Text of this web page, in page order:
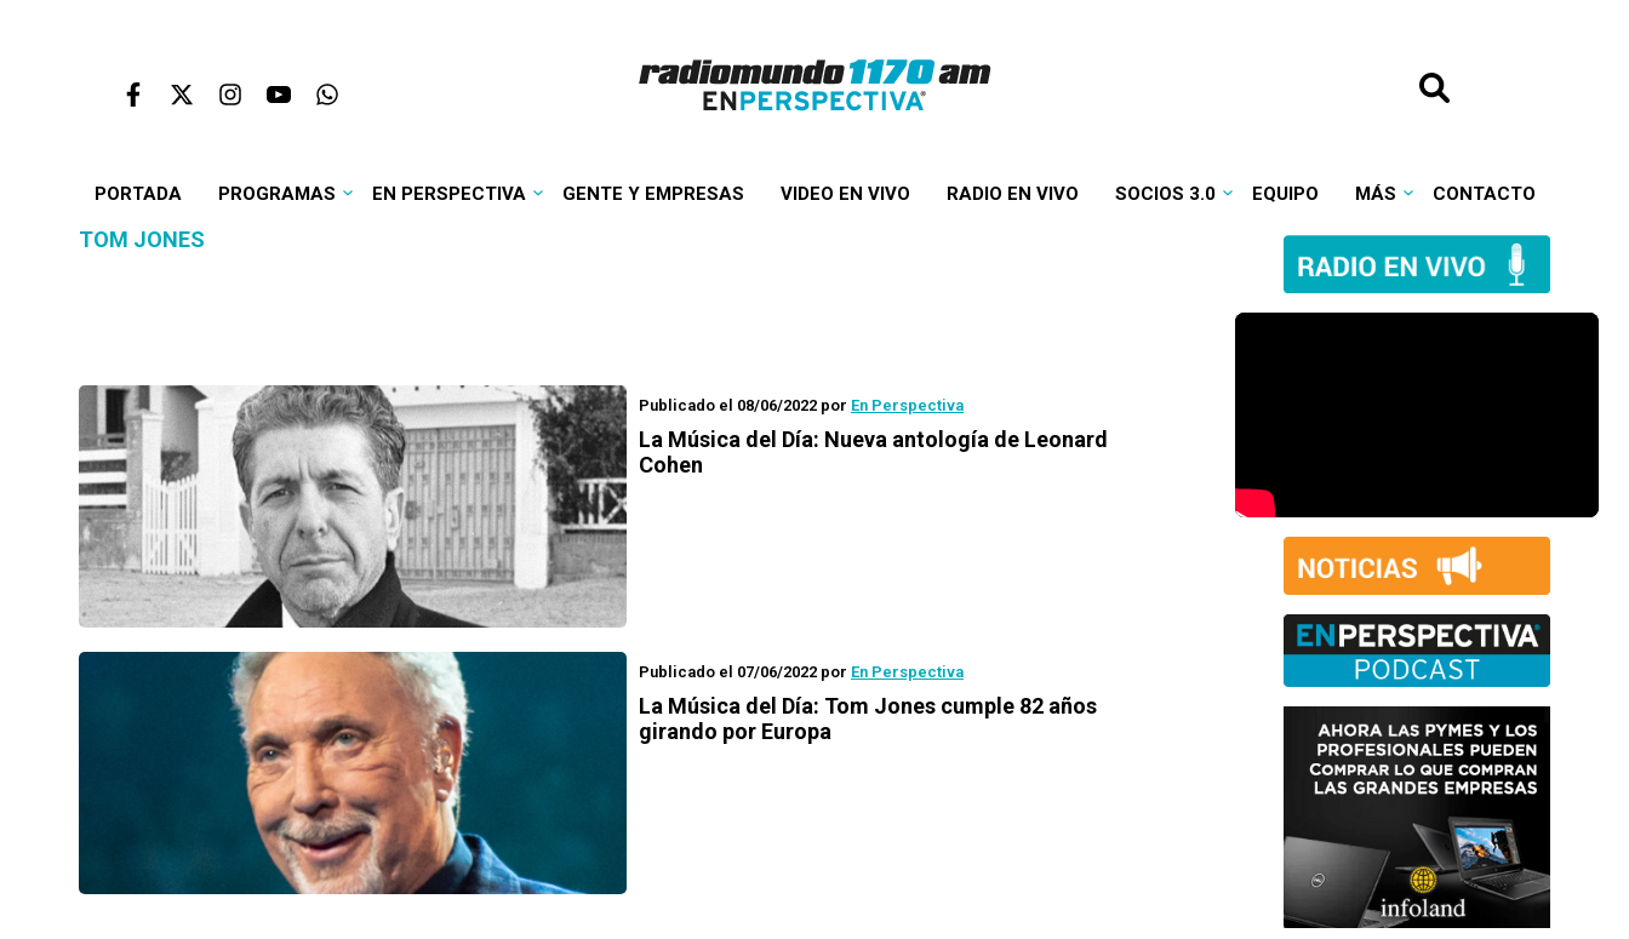
PORTADA PROGRAMAS EN PERSPECTIVA GENTE Y EMPRESAS VIDEO EN VIVO RADIO EN VIVO SOCIOS 3.0 EQUIPO MÁS CONTACTO
TOM JONES
Publicado el 08/06/2022 por En Perspectiva
La Música del Día: Nueva antología de Leonard
Cohen
Publicado el 07/06/2022 por En Perspectiva
La Música del Día: Tom Jones cumple 82 años
girando por Europa